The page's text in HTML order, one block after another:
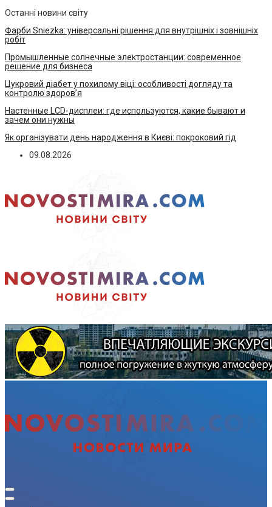
Останні новини світу
Фарби Sniezka: універсальні рішення для внутрішніх і зовнішніх
робіт
Промышленные солнечные электростанции: современное
решение для бизнеса
Цукровий діабет у похилому віці: особливості догляду та
контролю здоров’я
Настенные LCD-дисплеи: где используются, какие бывают и
зачем они нужны
Як організувати день народження в Києві: покроковий гід
09.08.2026